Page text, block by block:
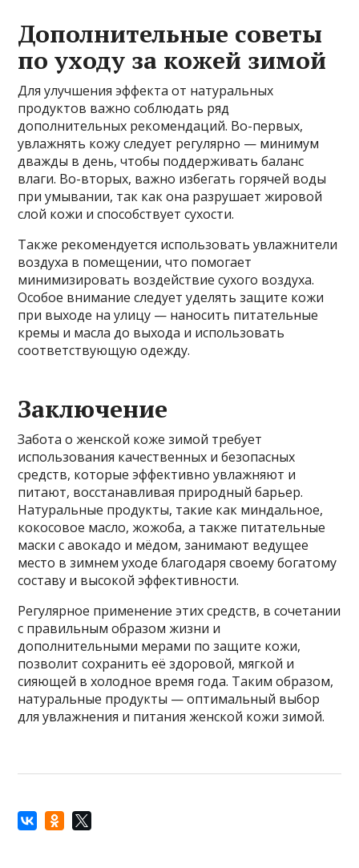
Дополнительные советы
по уходу за кожей зимой
Для улучшения эффекта от натуральных
продуктов важно соблюдать ряд
дополнительных рекомендаций. Во-первых,
увлажнять кожу следует регулярно — минимум
дважды в день, чтобы поддерживать баланс
влаги. Во-вторых, важно избегать горячей воды
при умывании, так как она разрушает жировой
слой кожи и способствует сухости.
Также рекомендуется использовать увлажнители
воздуха в помещении, что помогает
минимизировать воздействие сухого воздуха.
Особое внимание следует уделять защите кожи
при выходе на улицу — наносить питательные
кремы и масла до выхода и использовать
соответствующую одежду.
Заключение
Забота о женской коже зимой требует
использования качественных и безопасных
средств, которые эффективно увлажняют и
питают, восстанавливая природный барьер.
Натуральные продукты, такие как миндальное,
кокосовое масло, жожоба, а также питательные
маски с авокадо и мёдом, занимают ведущее
место в зимнем уходе благодаря своему богатому
составу и высокой эффективности.
Регулярное применение этих средств, в сочетании
с правильным образом жизни и
дополнительными мерами по защите кожи,
позволит сохранить её здоровой, мягкой и
сияющей в холодное время года. Таким образом,
натуральные продукты — оптимальный выбор
для увлажнения и питания женской кожи зимой.